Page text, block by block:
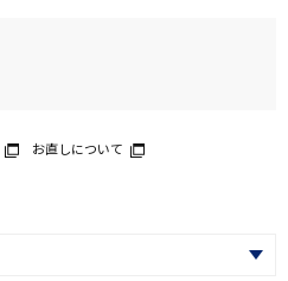
お直しについて